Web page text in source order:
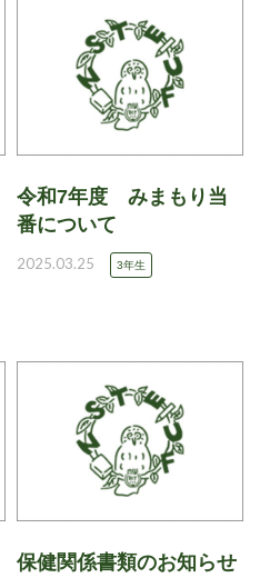
令和7年度 みまもり当
番について
2025.03.25 3年生
保健関係書類のお知らせ